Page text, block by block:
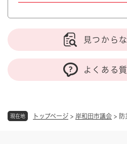
現在地 トップページ > 岸和田市議会 >
見つから
よくある